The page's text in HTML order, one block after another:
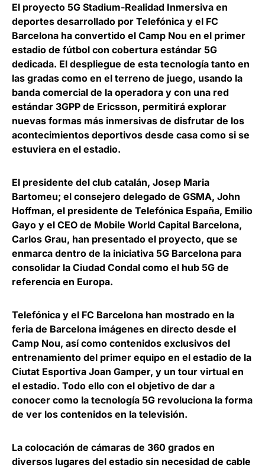
El proyecto 5G Stadium-Realidad Inmersiva en
deportes desarrollado por Telefónica y el FC
Barcelona ha convertido el Camp Nou en el primer
estadio de fútbol con cobertura estándar 5G
dedicada. El despliegue de esta tecnología tanto en
las gradas como en el terreno de juego, usando la
banda comercial de la operadora y con una red
estándar 3GPP de Ericsson, permitirá explorar
nuevas formas más inmersivas de disfrutar de los
acontecimientos deportivos desde casa como si se
estuviera en el estadio.
El presidente del club catalán, Josep Maria
Bartomeu; el consejero delegado de GSMA, John
Hoffman, el presidente de Telefónica España, Emilio
Gayo y el CEO de Mobile World Capital Barcelona,
Carlos Grau, han presentado el proyecto, que se
enmarca dentro de la iniciativa 5G Barcelona para
consolidar la Ciudad Condal como el hub 5G de
referencia en Europa.
Telefónica y el FC Barcelona han mostrado en la
feria de Barcelona imágenes en directo desde el
Camp Nou, así como contenidos exclusivos del
entrenamiento del primer equipo en el estadio de la
Ciutat Esportiva Joan Gamper, y un tour virtual en
el estadio. Todo ello con el objetivo de dar a
conocer como la tecnología 5G revoluciona la forma
de ver los contenidos en la televisión.
La colocación de cámaras de 360 grados en
diversos lugares del estadio sin necesidad de cable